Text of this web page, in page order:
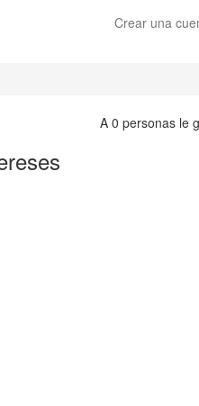
Crear una
A 0 personas le